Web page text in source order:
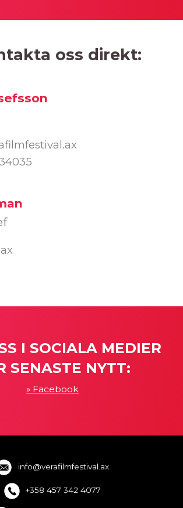
oss direkt:
I SOCIALA MEDIER
SENASTE NYTT:
Facebook
info@verafilmfestival.ax
+358 457 342 4077